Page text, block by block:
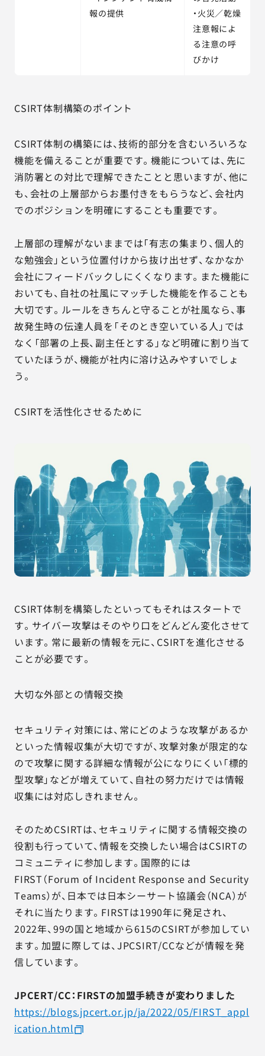
報の提供
・火災／乾燥
注意報によ
る注意の呼
びかけ
CSIRT体制構築のポイント
CSIRT体制の構築には、技術的部分を含むいろいろな
機能を備えることが重要です。機能については、先に
消防署との対比で理解できたことと思いますが、他に
も、会社の上層部からお墨付きをもらうなど、会社内
でのポジションを明確にすることも重要です。
上層部の理解がないままでは「有志の集まり、個人的
な勉強会」という位置付けから抜け出せず、なかなか
会社にフィードバックしにくくなります。また機能に
おいても、自社の社風にマッチした機能を作ることも
大切です。ルールをきちんと守ることが社風なら、事
故発生時の伝達人員を「そのとき空いている人」では
なく「部署の上長、副主任とする」など明確に割り当て
ていたほうが、機能が社内に溶け込みやすいでしょ
う。
CSIRTを活性化させるために
CSIRT体制を構築したといってもそれはスタートで
す。サイバー攻撃はそのやり口をどんどん変化させて
います。常に最新の情報を元に、CSIRTを進化させる
ことが必要です。
大切な外部との情報交換
セキュリティ対策には、常にどのような攻撃があるか
といった情報収集が大切ですが、攻撃対象が限定的な
ので攻撃に関する詳細な情報が公になりにくい「標的
型攻撃」などが増えていて、自社の努力だけでは情報
収集には対応しきれません。
そのためCSIRTは、セキュリティに関する情報交換の
役割も行っていて、情報を交換したい場合はCSIRTの
コミュニティに参加します。国際的には
FIRST（Forum of Incident Response and Security
Teams）が、日本では日本シーサート協議会（NCA）が
それに当たります。FIRSTは1990年に発足され、
2022年、99の国と地域から615のCSIRTが参加してい
ます。加盟に際しては、JPCSIRT/CCなどが情報を発
信しています。
JPCERT/CC：FIRSTの加盟手続きが変わりました
https://blogs.jpcert.or.jp/ja/2022/05/FIRST_appl
ication.html